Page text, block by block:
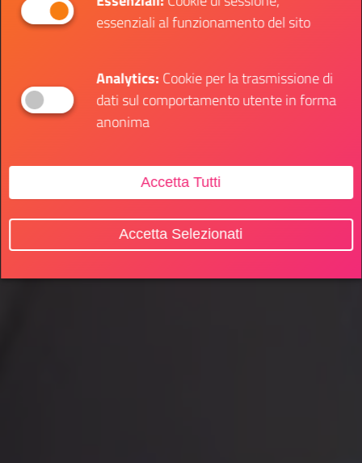
essenziali al funzionamento del sito
Analytics:Cookie per la trasmissione di
dati sul comportamento utente in forma
anonima
Accetta Tutti
Accetta Selezionati